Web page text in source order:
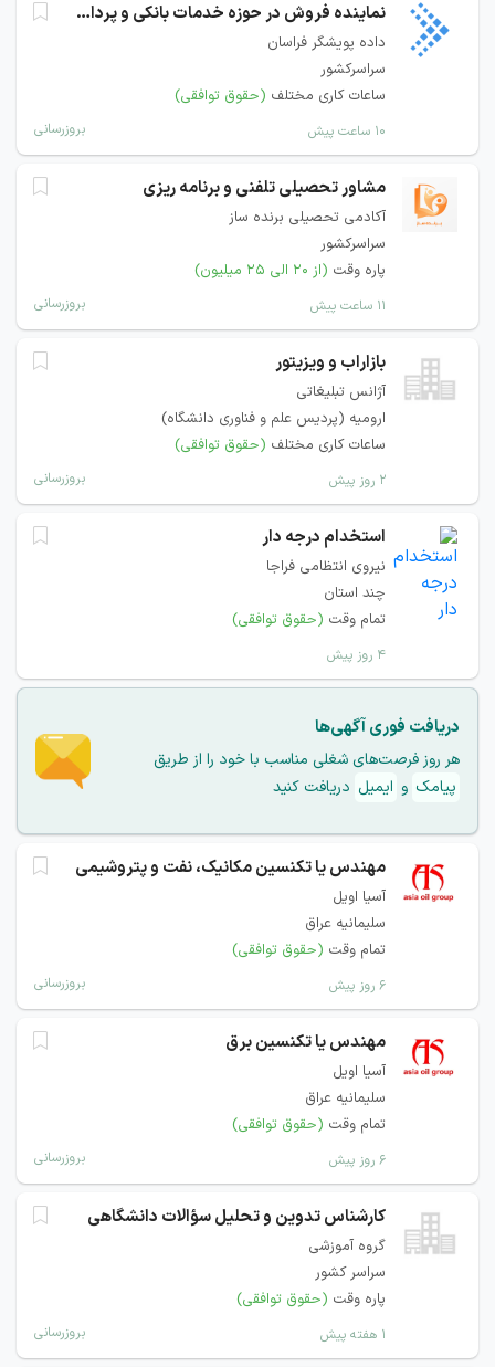
نماینده فروش در حوزه خدمات بانکی و پرداخت
داده پویشگر فراسان
سراسرکشور
ساعات کاری مختلف (حقوق توافقی)
۱۰ ساعت پیش بروزرسانی
مشاور تحصیلی تلفنی و برنامه ریزی
آکادمی تحصیلی برنده ساز
سراسرکشور
پاره وقت (از ۲۰ الی ۲۵ میلیون)
۱۱ ساعت پیش بروزرسانی
بازاراب و ویزیتور
آژانس تبلیغاتی
ارومیه (پردیس علم و فناوری دانشگاه)
ساعات کاری مختلف (حقوق توافقی)
۲ روز پیش بروزرسانی
استخدام درجه دار
نیروی انتظامی فراجا
چند استان
تمام وقت (حقوق توافقی)
۴ روز پیش
دریافت فوری آگهی‌ها
هر روز فرصت‌های شغلی مناسب با خود را از طریق
پیامک و ایمیل دریافت کنید
مهندس یا تکنسین مکانیک، نفت و پتروشیمی
آسیا اویل
سلیمانیه عراق
تمام وقت (حقوق توافقی)
۶ روز پیش بروزرسانی
مهندس یا تکنسین برق
آسیا اویل
سلیمانیه عراق
تمام وقت (حقوق توافقی)
۶ روز پیش بروزرسانی
کارشناس تدوین و تحلیل سؤالات دانشگاهی
گروه آموزشی
سراسر کشور
پاره وقت (حقوق توافقی)
۱ هفته پیش بروزرسانی